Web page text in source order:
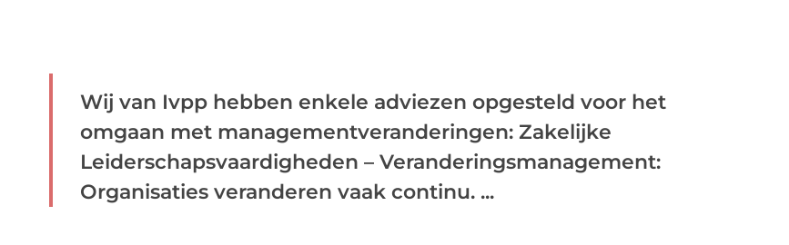
Wij van Ivpp hebben enkele adviezen opgesteld voor het
omgaan met managementveranderingen: Zakelijke
Leiderschapsvaardigheden – Veranderingsmanagement:
Organisaties veranderen vaak continu. ...